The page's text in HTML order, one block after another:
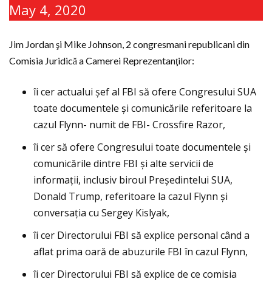
May 4, 2020
Jim Jordan şi Mike Johnson, 2 congresmani republicani din
Comisia Juridică a Camerei Reprezentanţilor:
îi cer actualui şef al FBI să ofere Congresului SUA
toate documentele şi comunicările referitoare la
cazul Flynn- numit de FBI- Crossfire Razor,
îi cer să ofere Congresului toate documentele şi
comunicările dintre FBI şi alte servicii de
informaţii, inclusiv biroul Preşedintelui SUA,
Donald Trump, referitoare la cazul Flynn şi
conversaţia cu Sergey Kislyak,
îi cer Directorului FBI să explice personal când a
aflat prima oară de abuzurile FBI în cazul Flynn,
îi cer Directorului FBI să explice de ce comisia